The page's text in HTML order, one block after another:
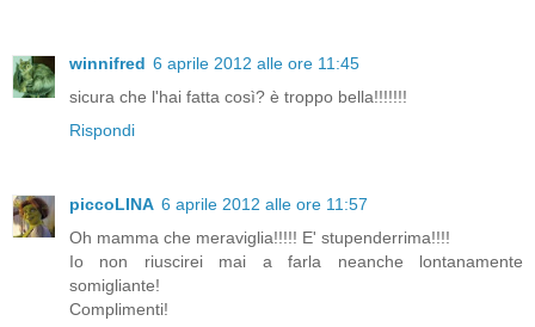
winnifred 6 aprile 2012 alle ore 11:45
sicura che l'hai fatta così? è troppo bella!!!!!!!
Rispondi
piccoLINA 6 aprile 2012 alle ore 11:57
Oh mamma che meraviglia!!!!! E' stupenderrima!!!!
Io non riuscirei mai a farla neanche lontanamente
somigliante!
Complimenti!